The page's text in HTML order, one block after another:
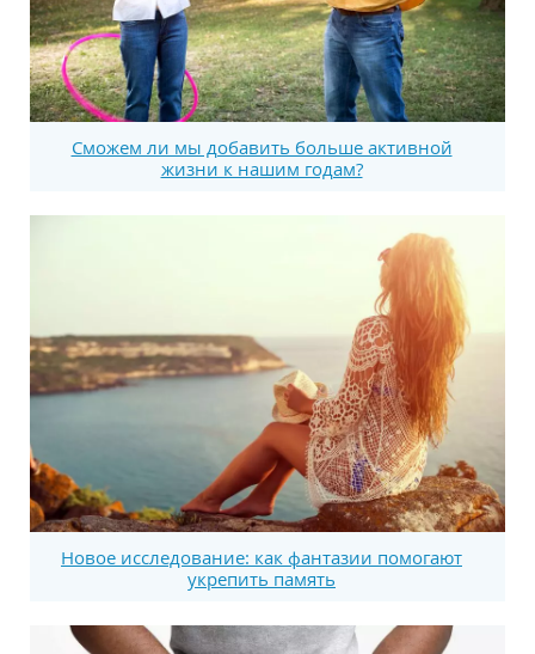
Сможем ли мы добавить больше активной
жизни к нашим годам?
Новое исследование: как фантазии помогают
укрепить память